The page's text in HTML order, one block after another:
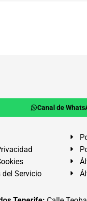
Canal de
del Servicio